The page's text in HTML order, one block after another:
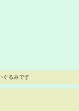
ぐるみです